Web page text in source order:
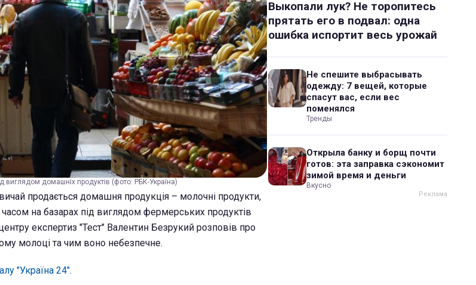
виглядом домашніх продуктів (фото: РБК-Україна)
продається домашня продукція – молочні продукти,
на базарах під виглядом фермерських продуктів
експертиз "Тест" Валентин Безрукий розповів про
молоці та чим воно небезпечне.
"Україна 24".
Выкопали лук? Не торопитесь
прятать его в подвал: одна
ошибка испортит весь урожай
Не спешите выбрасывать
одежду: 7 вещей, которые
спасут вас, если вес
поменялся
Тренды
Открыла банку и борщ почти
готов: эта заправка сэкономит
зимой время и деньги
Вкусно